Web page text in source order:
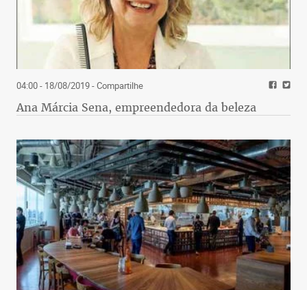
04:00 - 18/08/2019- Compartilhe
Ana Márcia Sena, empreendedora da beleza